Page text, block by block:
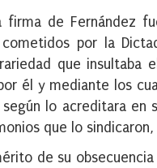
firma de Fernández
por la
que insultaba
él y mediante los
lo acreditara en
que lo
de su